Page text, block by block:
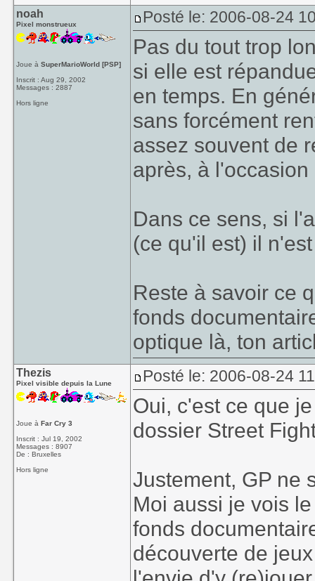
noah
Pixel monstrueux
Joue àSuperMarioWorld [PSP]
Inscrit : Aug 29, 2002
Messages : 2887
Hors ligne
Posté le: 2006-08-24
Pas du tout trop
si elle est
en temps. En
sans forcément
assez souvent de
après, à
Dans ce sens, si
(ce qu'il est) il
Reste à savoir ce
fonds
optique là, ton
Thezis
Pixel visible depuis la Lune
Joue àFar Cry 3
Inscrit : Jul 19, 2002
Messages : 8907
De : Bruxelles
Hors ligne
Posté le: 2006-08-24
Oui, c'est ce que
dossier Street
Justement, GP ne
Moi aussi je vois
fonds
découverte de